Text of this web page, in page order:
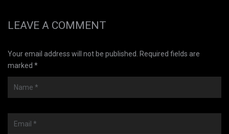
LEAVE A COMMENT
Your email address will not be published. Required fields are
marked *